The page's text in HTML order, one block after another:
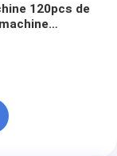
120pcs de